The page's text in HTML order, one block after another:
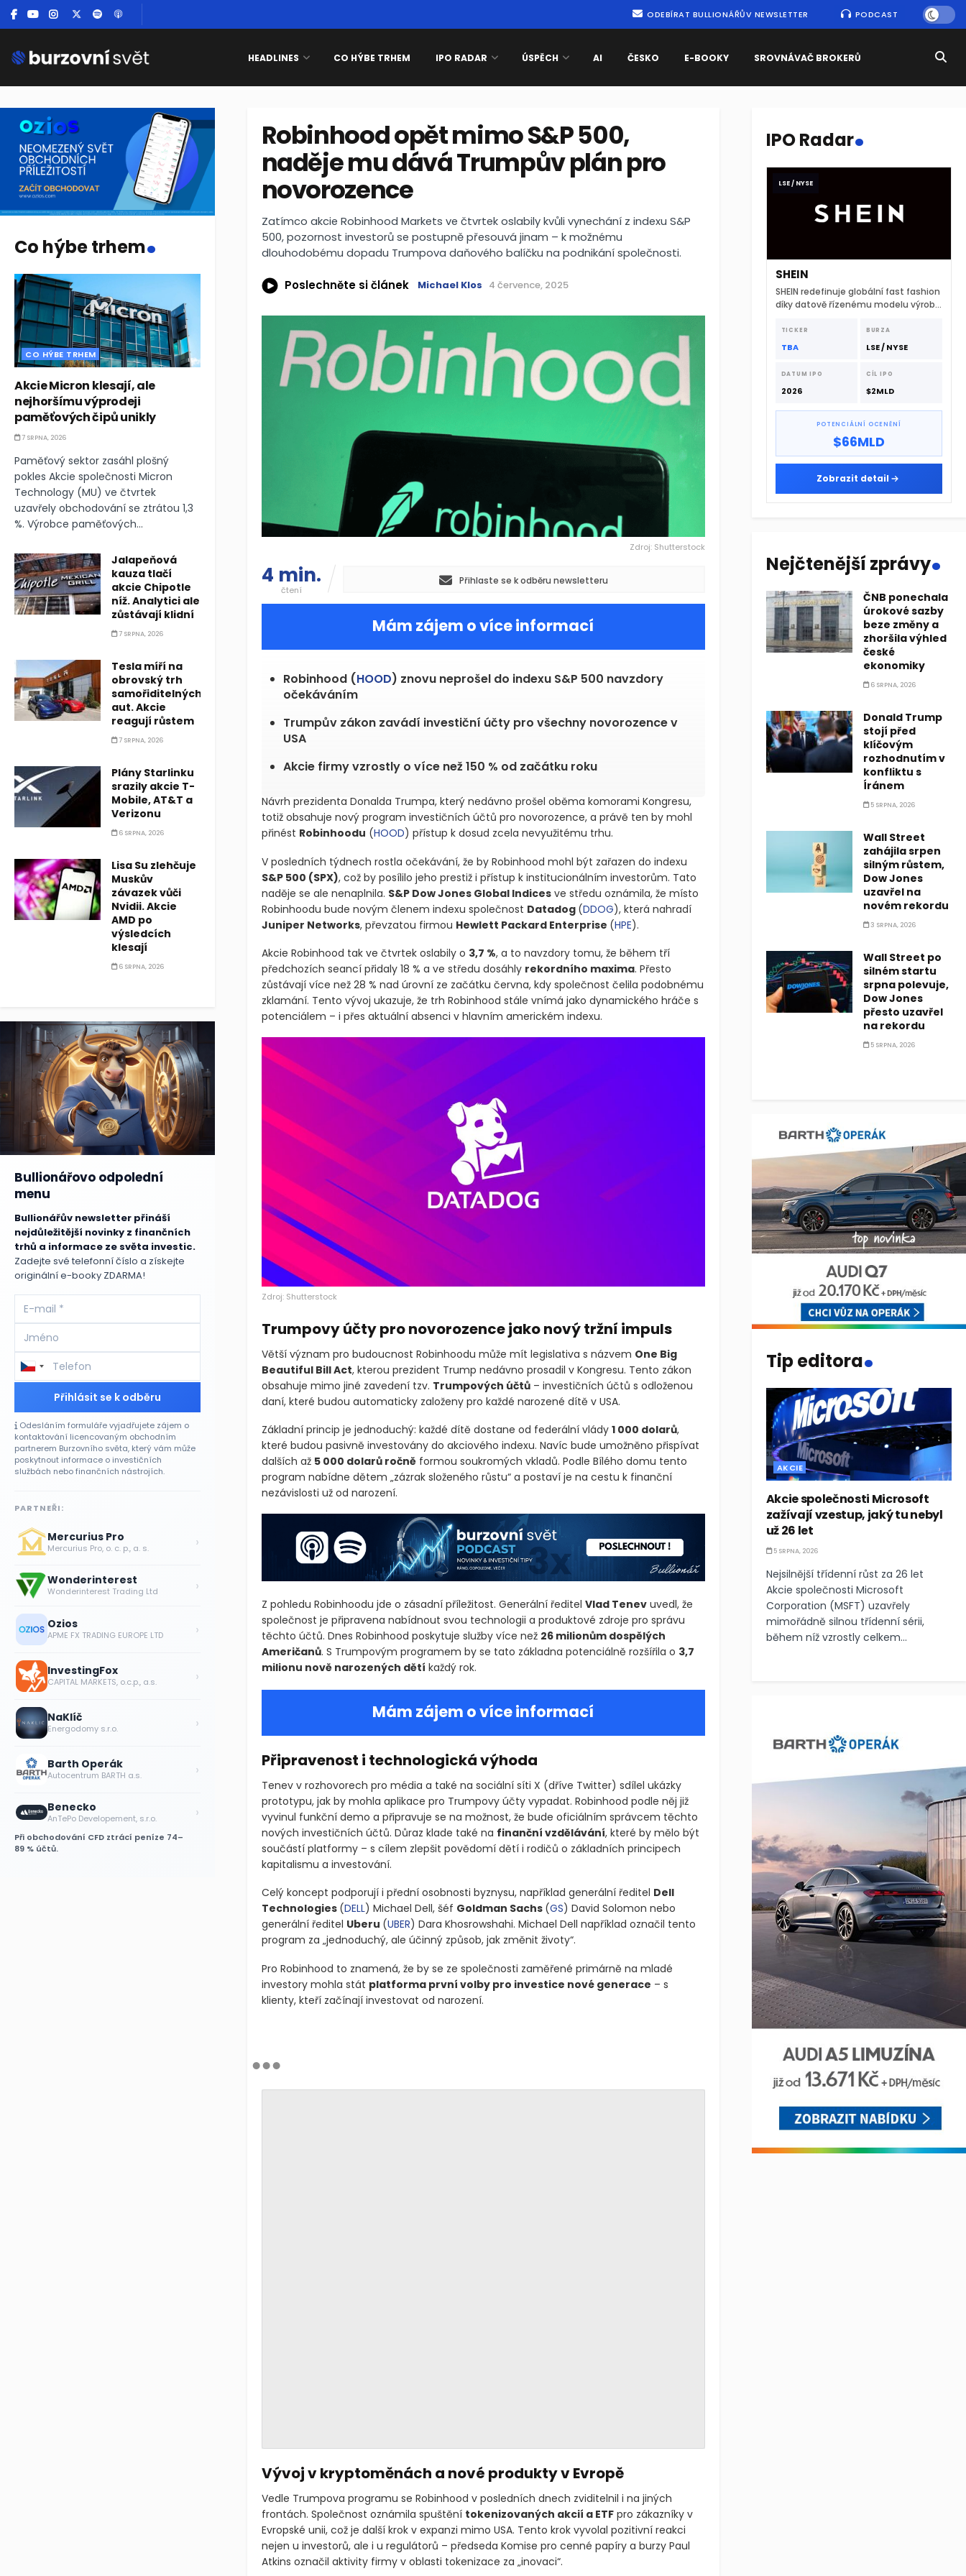
ODEBÍRAT BULLIONÁŘŮV NEWSLETTER PODCAST
HEADLINES CO HÝBE TRHEM IPO RADAR ÚSPĚCH AI ČESKO E-BOOKY SROVNÁVAČ BROKERŮ
Robinhood opět mimo S&P 500,
naděje mu dává Trumpův plán pro
novorozence
Zatímco akcie Robinhood Markets ve čtvrtek oslabily kvůli vynechání z indexu S&P
500, pozornost investorů se postupně přesouvá jinam – k možnému
dlouhodobému dopadu Trumpova daňového balíčku na podnikání společnosti.
Poslechněte si článek Michael Klos 4 července, 2025
Zdroj: Shutterstock
4 min.
čtení
Přihlaste se k odběru newsletteru
Mám zájem o více informací
Robinhood (HOOD) znovu neprošel do indexu S&P 500 navzdory
očekáváním
Trumpův zákon zavádí investiční účty pro všechny novorozence v
USA
Akcie firmy vzrostly o více než 150 % od začátku roku
Návrh prezidenta Donalda Trumpa, který nedávno prošel oběma komorami Kongresu,
totiž obsahuje nový program investičních účtů pro novorozence, a právě ten by mohl
přinést Robinhoodu (HOOD) přístup k dosud zcela nevyužitému trhu.
V posledních týdnech rostla očekávání, že by Robinhood mohl být zařazen do indexu
S&P 500 (SPX), což by posílilo jeho prestiž i přístup k institucionálním investorům. Tato
naděje se ale nenaplnila. S&P Dow Jones Global Indicesve středu oznámila, že místo
Robinhoodu bude novým členem indexu společnost Datadog (DDOG), která nahradí
Juniper Networks, převzatou firmou Hewlett Packard Enterprise (HPE).
Akcie Robinhood tak ve čtvrtek oslabily o 3,7 %, a to navzdory tomu, že během tří
předchozích seancí přidaly 18 % a ve středu dosáhly rekordního maxima. Přesto
zůstávají více než 28 % nad úrovní ze začátku června, kdy společnost čelila podobnému
zklamání. Tento vývoj ukazuje, že trh Robinhood stále vnímá jako dynamického hráče s
potenciálem – i přes aktuální absenci v hlavním americkém indexu.
Zdroj: Shutterstock
Trumpovy účty pro novorozence jako nový tržní impuls
Větší význam pro budoucnost Robinhoodu může mít legislativa s názvem One Big
Beautiful Bill Act, kterou prezident Trump nedávno prosadil v Kongresu. Tento zákon
obsahuje mimo jiné zavedení tzv. Trumpových účtů– investičních účtů s odloženou
daní, které budou automaticky založeny pro každé narozené dítě v USA.
Základní princip je jednoduchý: každé dítě dostane od federální vlády 1 000 dolarů,
které budou pasivně investovány do akciového indexu. Navíc bude umožněno přispívat
dalších až 5 000 dolarů ročněformou soukromých vkladů. Podle Bílého domu tento
program nabídne dětem „zázrak složeného růstu“ a postaví je na cestu k finanční
nezávislosti už od narození.
Z pohledu Robinhoodu jde o zásadní příležitost. Generální ředitel Vlad Tenevuvedl, že
společnost je připravena nabídnout svou technologii a produktové zdroje pro správu
těchto účtů. Dnes Robinhood poskytuje služby více než 26 milionům dospělých
Američanů. S Trumpovým programem by se tato základna potenciálně rozšířila o 3,7
milionu nově narozených dětí každý rok.
Mám zájem o více informací
Připravenost i technologická výhoda
Tenev v rozhovorech pro média a také na sociální síti X (dříve Twitter) sdílel ukázky
prototypu, jak by mohla aplikace pro Trumpovy účty vypadat. Robinhood podle něj již
vyvinul funkční demo a připravuje se na možnost, že bude oficiálním správcem těchto
nových investičních účtů. Důraz klade také na finanční vzdělávání, které by mělo být
součástí platformy – s cílem zlepšit povědomí dětí i rodičů o základních principech
kapitalismu a investování.
Celý koncept podporují i přední osobnosti byznysu, například generální ředitel Dell
Technologies (DELL) Michael Dell, šéf Goldman Sachs (GS) David Solomon nebo
generální ředitel Uberu (UBER) Dara Khosrowshahi. Michael Dell například označil tento
program za „jednoduchý, ale účinný způsob, jak změnit životy“.
Pro Robinhood to znamená, že by se ze společnosti zaměřené primárně na mladé
investory mohla stát platforma první volby pro investice nové generace – s
klienty, kteří začínají investovat od narození.
Vývoj v kryptoměnách a nové produkty v Evropě
Vedle Trumpova programu se Robinhood v posledních dnech zviditelnil i na jiných
frontách. Společnost oznámila spuštění tokenizovaných akcií a ETFpro zákazníky v
Evropské unii, což je další krok v expanzi mimo USA. Tento krok vyvolal pozitivní reakci
nejen u investorů, ale i u regulátorů – předseda Komise pro cenné papíry a burzy Paul
Atkins označil aktivity firmy v oblasti tokenizace za „inovaci“.
Co hýbe trhem.
CO HÝBE TRHEM
Akcie Micron klesají, ale
nejhoršímu výprodeji
paměťových čipů unikly
7 SRPNA, 2026
Paměťový sektor zasáhl plošný
pokles Akcie společnosti Micron
Technology (MU) ve čtvrtek
uzavřely obchodování se ztrátou 1,3
%. Výrobce paměťových...
Jalapeňová
kauza tlačí
akcie Chipotle
níž. Analytici ale
zůstávají klidní
7 SRPNA, 2026
Tesla míří na
obrovský trh
samořiditelných
aut. Akcie
reagují růstem
7 SRPNA, 2026
Plány Starlinku
srazily akcie T-
Mobile, AT&T a
Verizonu
6 SRPNA, 2026
Lisa Su zlehčuje
Muskův
závazek vůči
Nvidii. Akcie
AMD po
výsledcích
klesají
6 SRPNA, 2026
Bullionářovo odpolední
menu
Bullionářův newsletter přináší
nejdůležitější novinky z finančních
trhů a informace ze světa investic.
Zadejte své telefonní číslo a získejte
originální e-booky ZDARMA!
Přihlásit se k odběru
Odesláním formuláře vyjadřujete zájem o
kontaktování licencovaným obchodním
partnerem Burzovního světa, který vám může
poskytnout informace o investičních
službách nebo finančních nástrojích.
PARTNEŘI:
Mercurius Pro
Mercurius Pro, o. c. p., a. s. ›
Wonderinterest
Wonderinterest Trading Ltd ›
Ozios
APME FX TRADING EUROPE LTD ›
InvestingFox
CAPITAL MARKETS, o.c.p., a.s. ›
NaKlíč
Energodomy s.r.o. ›
Barth Operák
Autocentrum BARTH a.s. ›
Benecko
AnTePo Developement, s.r.o. ›
Při obchodování CFD ztrácí peníze 74–
89 % účtů.
IPO Radar.
LSE / NYSE
SHEIN
SHEIN redefinuje globální fast fashion
díky datově řízenému modelu výroby
dodavatelskému řetězci.
TICKER
TBA
BURZA
LSE / NYSE
DATUM IPO
2026
CÍL IPO
$2MLD
POTENCIÁLNÍ OCENĚNÍ
$66MLD
Zobrazit detail
Nejčtenější zprávy.
ČNB ponechala
úrokové sazby
beze změny a
zhoršila výhled
české
ekonomiky
6 SRPNA, 2026
Donald Trump
stojí před
klíčovým
rozhodnutím v
konfliktu s
Íránem
5 SRPNA, 2026
Wall Street
zahájila srpen
silným růstem,
Dow Jones
uzavřel na
novém rekordu
3 SRPNA, 2026
Wall Street po
silném startu
srpna polevuje,
Dow Jones
přesto uzavřel
na rekordu
5 SRPNA, 2026
Tip editora.
AKCIE
Akcie společnosti Microsoft
zažívají vzestup, jaký tu nebyl
už 26 let
5 SRPNA, 2026
Nejsilnější třídenní růst za 26 let
Akcie společnosti Microsoft
Corporation (MSFT) uzavřely
mimořádně silnou třídenní sérii,
během níž vzrostly celkem...